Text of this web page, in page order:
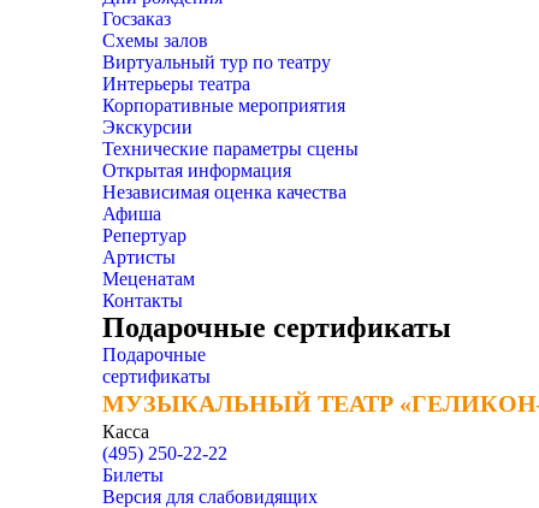
Госзаказ
Схемы залов
Виртуальный тур по театру
Интерьеры театра
Корпоративные мероприятия
Экскурсии
Технические параметры сцены
Открытая информация
Независимая оценка качества
Афиша
Репертуар
Артисты
Меценатам
Контакты
Подарочные сертификаты
Подарочные
сертификаты
МУЗЫКАЛЬНЫЙ ТЕАТР
МУЗЫКАЛЬНЫЙ ТЕАТР
Касса
(495) 250-22-22
Билеты
Версия для слабовидящих